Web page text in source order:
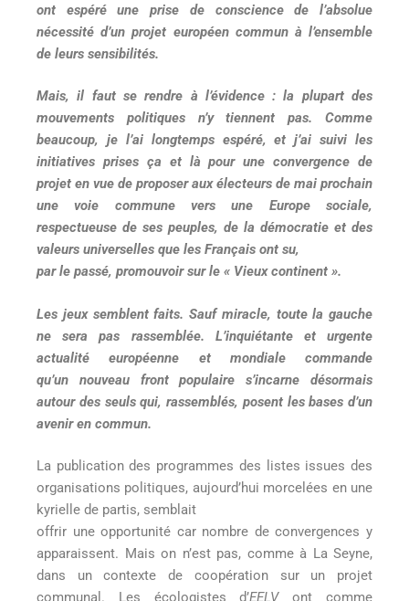
ont espéré une prise de conscience de l’absolue
nécessité d’un projet européen commun à l’ensemble
de leurs sensibilités.
Mais, il faut se rendre à l’évidence : la plupart des
mouvements politiques n’y tiennent pas. Comme
beaucoup, je l’ai longtemps espéré, et j’ai suivi les
initiatives prises ça et là pour une convergence de
projet en vue de proposer aux électeurs de mai prochain
une voie commune vers une Europe sociale,
respectueuse de ses peuples, de la démocratie et des
valeurs universelles que les Français ont su,
par le passé, promouvoir sur le « Vieux continent ».
Les jeux semblent faits. Sauf miracle, toute la gauche
ne sera pas rassemblée. L’inquiétante et urgente
actualité européenne et mondiale commande
qu’un nouveau front populaire s’incarne désormais
autour des seuls qui, rassemblés, posent les bases d’un
avenir en commun.
La publication des programmes des listes issues des
organisations politiques, aujourd’hui morcelées en une
kyrielle de partis, semblait
offrir une opportunité car nombre de convergences y
apparaissent. Mais on n’est pas, comme à La Seyne,
dans un contexte de coopération sur un projet
communal. Les écologistes d’EELVont comme